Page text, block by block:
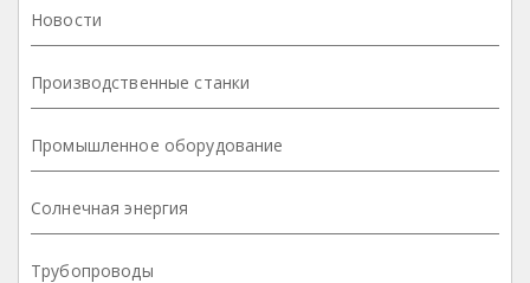
Новости
Производственные станки
Промышленное оборудование
Солнечная энергия
Трубопроводы